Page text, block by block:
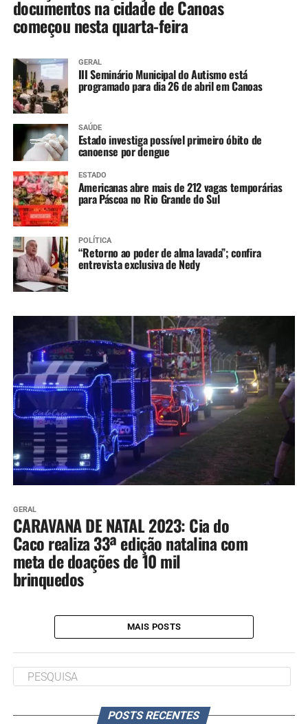
documentos na cidade de Canoas
começou nesta quarta-feira
GERAL
III Seminário Municipal do Autismo está
programado para dia 26 de abril em Canoas
SAÚDE
Estado investiga possível primeiro óbito de
canoense por dengue
ESTADO
Americanas abre mais de 212 vagas temporárias
para Páscoa no Rio Grande do Sul
POLÍTICA
“Retorno ao poder de alma lavada”; confira
entrevista exclusiva de Nedy
GERAL
CARAVANA DE NATAL 2023: Cia do
Caco realiza 33ª edição natalina com
meta de doações de 10 mil
brinquedos
MAIS POSTS
POSTS RECENTES